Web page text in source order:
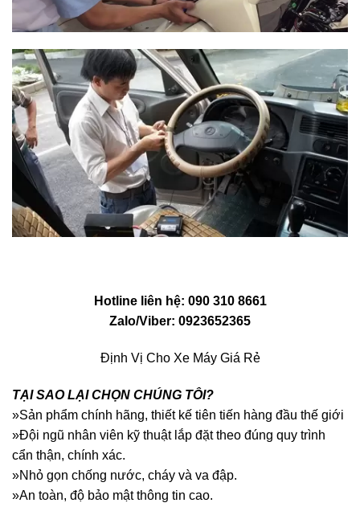
Hotline liên hệ: 090 310 8661
Zalo/Viber: 0923652365
Định Vị Cho Xe Máy Giá Rẻ
TẠI SAO LẠI CHỌN CHÚNG TÔI?
»Sản phẩm chính hãng, thiết kế tiên tiến hàng đầu thế giới
»Đội ngũ nhân viên kỹ thuật lắp đặt theo đúng quy trình
cẩn thận, chính xác.
»Nhỏ gọn chống nước, cháy và va đập.
»An toàn, độ bảo mật thông tin cao.